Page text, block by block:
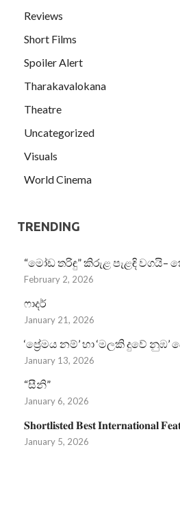
Reviews
Short Films
Spoiler Alert
Tharakavalokana
Theatre
Uncategorized
Visuals
World Cinema
TRENDING
“මෝඩ තරිඳු” කිරුළ පැළඳි වගයි–
February 2, 2026
ෆාදර්
January 21, 2026
‘ප්‍රේමය නම්’ හා ‘මලකි දුවේ නුඹ’
January 13, 2026
“සීනි”
January 6, 2026
𝐒𝐡𝐨𝐫𝐭𝐥𝐢𝐬𝐭𝐞𝐝 𝐁𝐞𝐬𝐭 𝐈𝐧𝐭𝐞𝐫𝐧𝐚𝐭𝐢𝐨𝐧𝐚𝐥
January 5, 2026